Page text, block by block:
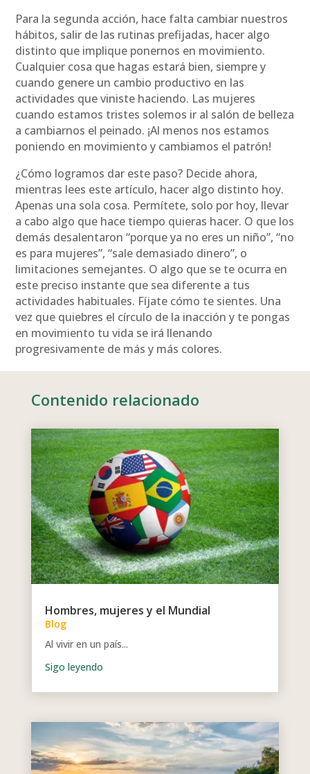
Para la segunda acción, hace falta cambiar nuestros
hábitos, salir de las rutinas prefijadas, hacer algo
distinto que implique ponernos en movimiento.
Cualquier cosa que hagas estará bien, siempre y
cuando genere un cambio productivo en las
actividades que viniste haciendo. Las mujeres
cuando estamos tristes solemos ir al salón de belleza
a cambiarnos el peinado. ¡Al menos nos estamos
poniendo en movimiento y cambiamos el patrón!
¿Cómo logramos dar este paso? Decide ahora,
mientras lees este artículo, hacer algo distinto hoy.
Apenas una sola cosa. Permítete, solo por hoy, llevar
a cabo algo que hace tiempo quieras hacer. O que los
demás desalentaron “porque ya no eres un niño”, “no
es para mujeres”, “sale demasiado dinero”, o
limitaciones semejantes. O algo que se te ocurra en
este preciso instante que sea diferente a tus
actividades habituales. Fíjate cómo te sientes. Una
vez que quiebres el círculo de la inacción y te pongas
en movimiento tu vida se irá llenando
progresivamente de más y más colores.
Contenido relacionado
Hombres, mujeres y el Mundial
Blog
Al vivir en un país...